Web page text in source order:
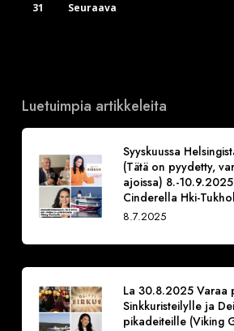
31
Seuraava
Luetuimpia artikkeleita
Syyskuussa
(Tätä on pyydetty,
ajoissa) 8.-
Cinderella Hki-
8.7.2025
La 30.8.2025 Varaa
Sinkkuristeilylle ja
pikadeiteille (Viking